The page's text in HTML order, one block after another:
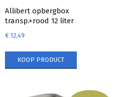
Allibert opbergbox
transp.+rood 12 liter
€ 12,49
KOOP PRODUCT